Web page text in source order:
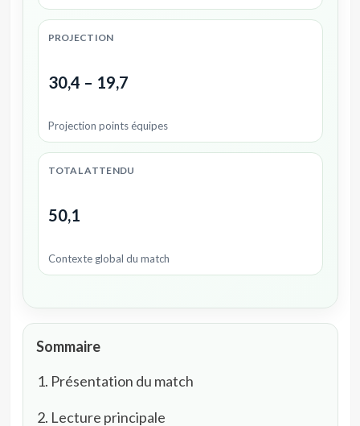
PROJECTION
30,4 – 19,7
Projection points équipes
TOTAL ATTENDU
50,1
Contexte global du match
Sommaire
Présentation du match
Lecture principale